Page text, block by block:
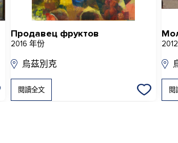
Продавец фруктов
2016 年份
烏茲別克
閱讀全文 閱